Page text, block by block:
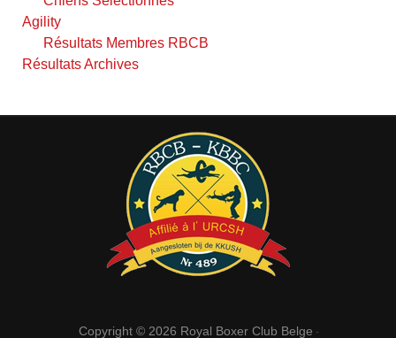
Agility
Résultats Membres RBCB
Résultats Archives
Copyright © 2026 Royal Boxer Club Belge